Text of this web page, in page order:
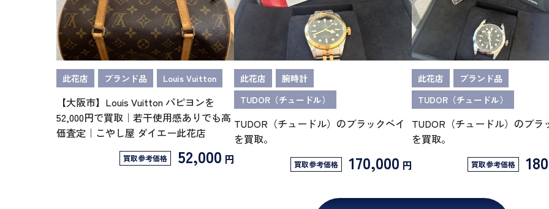
此花店 ブランド品 Louis Vuitton
【大阪市】Louis Vuitton パピヨンを
52,000円で買取｜若干使用感ありでも高
価査定｜こやし屋 ダイエー此花店
買取参考価格 52,000 円
此花店
腕時計
TUDOR（チュードル）
TUDOR（チュードル）のブラックベイ
を買取。
買取参考価格 170,000 円
此花店
ブランド品
TUDOR（チュードル）
TUDOR（チュードル）のブラ
を買取。
買取参考価格